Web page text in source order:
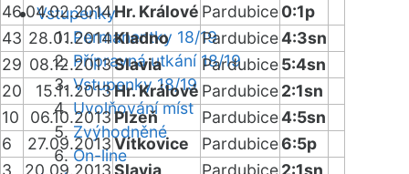
Vstupenky
Permanentky 18/19
Přípravná utkání 18/19
Vstupenky 18/19
Uvolňování míst
Zvýhodněné
On-line
46 04.02.2014Hr. Králové Pardubice0:1p
43 28.01.2014Kladno Pardubice4:3sn
29 08.12.2013Slavia Pardubice5:4sn
20
15.11.2013Hr. Králové Pardubice2:1sn
10
06.10.2013Plzeň Pardubice4:5sn
6
27.09.2013Vítkovice Pardubice6:5p
3
20.09.2013Slavia Pardubice2:1sn